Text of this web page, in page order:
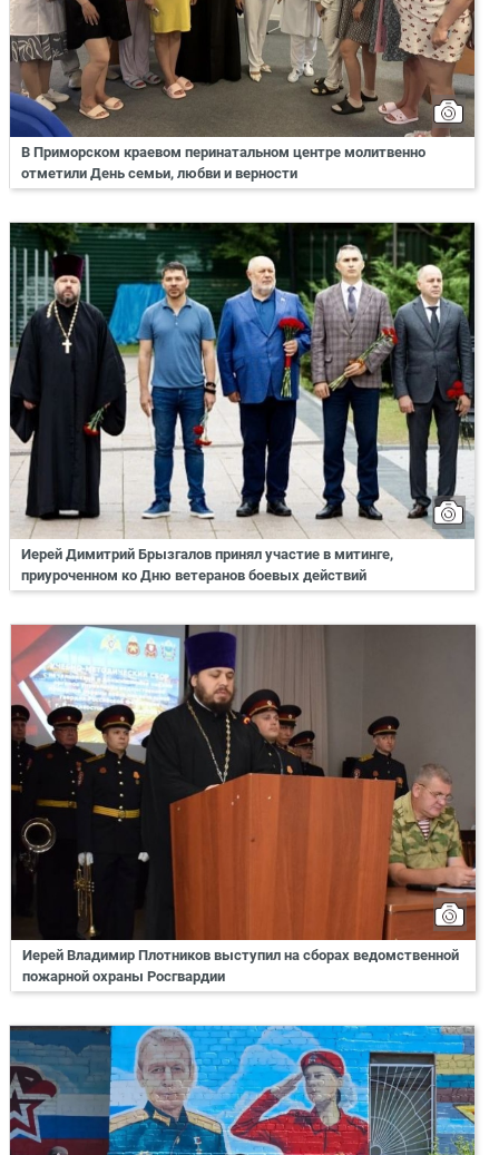
В Приморском краевом перинатальном центре молитвенно
отметили День семьи, любви и верности
Иерей Димитрий Брызгалов принял участие в митинге,
приуроченном ко Дню ветеранов боевых действий
Иерей Владимир Плотников выступил на сборах ведомственной
пожарной охраны Росгвардии